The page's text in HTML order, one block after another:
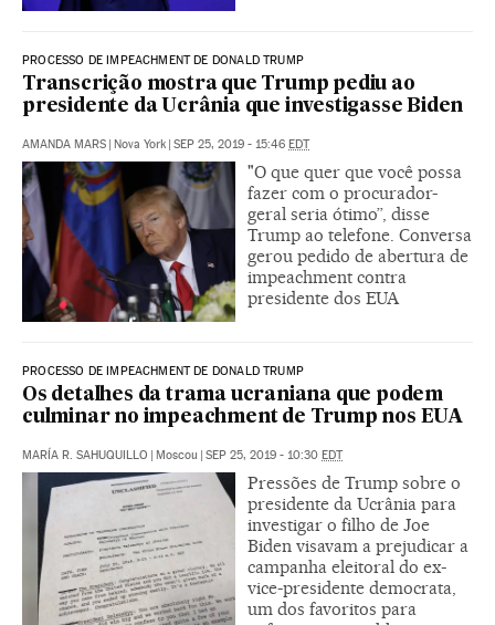
PROCESSO DE IMPEACHMENT DE DONALD TRUMP
Transcrição mostra que Trump pediu ao
presidente da Ucrânia que investigasse Biden
AMANDA MARS | Nova York | SEP 25, 2019 - 15:46 EDT
"O que quer que você possa
fazer com o procurador-
geral seria ótimo”, disse
Trump ao telefone. Conversa
gerou pedido de abertura de
impeachment contra
presidente dos EUA
PROCESSO DE IMPEACHMENT DE DONALD TRUMP
Os detalhes da trama ucraniana que podem
culminar no impeachment de Trump nos EUA
MARÍA R. SAHUQUILLO | Moscou | SEP 25, 2019 - 10:30 EDT
Pressões de Trump sobre o
presidente da Ucrânia para
investigar o filho de Joe
Biden visavam a prejudicar a
campanha eleitoral do ex-
vice-presidente democrata,
um dos favoritos para